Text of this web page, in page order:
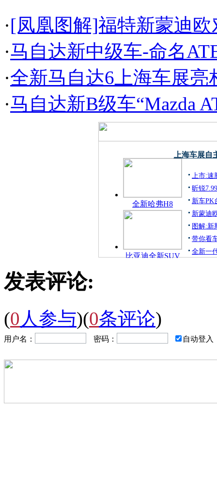
·[凤凰图解]福特新蒙迪
·马自达新中级车-命名
·全新马自达6上海车展亮
·马自达新B级车“Mazda
全新哈弗H8
比亚迪全新SUV
上海车展
上市:
昕锐
新车PK
新蒙迪
图解:新
带你看
全新一
发表评论:
(0 人参与)(0条评论)
用户名： 密码： 自动登入